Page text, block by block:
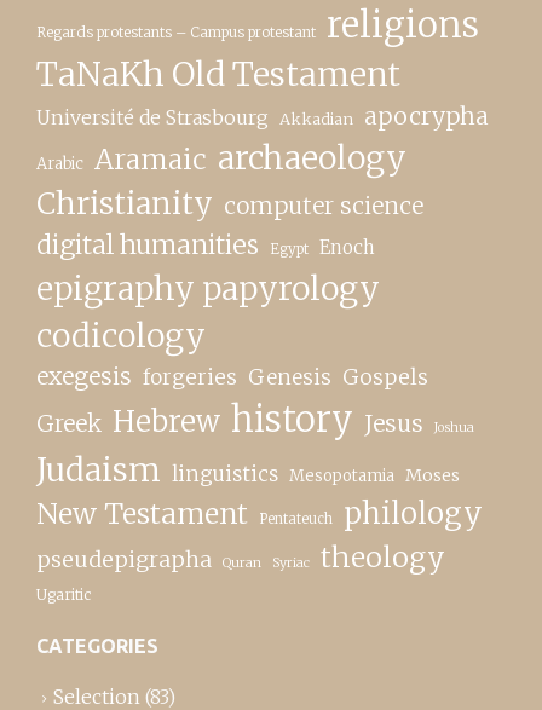
Regards protestants – Campus protestant religions
TaNaKh Old Testament
Université de Strasbourg Akkadian apocrypha
Arabic Aramaic archaeology
Christianity computer science
digital humanities Egypt Enoch
epigraphy papyrology
codicology
exegesis forgeries Genesis Gospels
Greek Hebrew history Jesus Joshua
Judaism linguistics Mesopotamia Moses
New Testament Pentateuch philology
pseudepigrapha Quran Syriac theology
Ugaritic
CATEGORIES
Selection (83)